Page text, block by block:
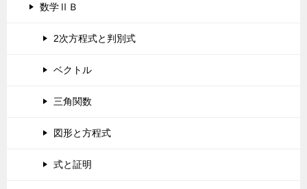
数学ⅡＢ
2次方程式と判別式
ベクトル
三角関数
図形と方程式
式と証明